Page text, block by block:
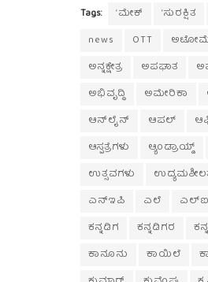
Tags: ‘ಮೇಕ್ ‘ಸುರಕ್ಷಿತ
news
OTT
ಅನ್ನಕ್ಷೇತ್ರ
ಅಪಘಾತ
ಅಭಿವೃದ್ಧಿ
ಅಮೇರಿಕಾ
ಆನ್‌ಲೈನ್
ಆಪಲ್
ಆಸ್ಪತ್ರೆಗಳು
ಆ್ಯಂಡ್ರಾಯ್ಡ್
ಉತ್ಸವಗಳು
ಎನ್‌ಇಪಿ
ಎಲೆ
ಕನ್ನಡಿಗ
ಕನ್ನಡಿಗರ
ಕಾನೂನು
ಕಾಯಿಲೆ